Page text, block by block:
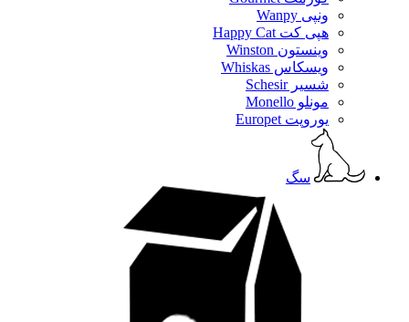
ونپی Wanpy
هپی کت Happy Cat
وینستون Winston
ویسکاس Whiskas
شسیر Schesir
مونلو Monello
یوروپت Europet
سگ